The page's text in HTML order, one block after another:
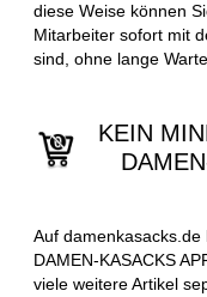
diese Weise können
Mitarbeiter sofort mit
sind, ohne lange
KEIN
Auf
DAMEN-KASACKS
viele weitere Artikel